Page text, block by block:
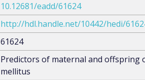
10.12681/eadd/61624
http://hdl.handle.net/10442/hedi/
61624
Predictors of maternal and offspring
mellitus